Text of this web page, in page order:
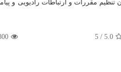
مقررات و ارتباطات رادیویی و
5.0
/ 5